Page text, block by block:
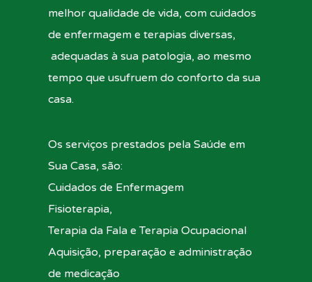
melhor qualidade de vida, com cuidados
de enfermagem e terapias diversas,
adequadas à sua patologia, ao mesmo
tempo que usufruem do conforto da sua
casa.
Os serviços prestados pela Saúde em
Sua Casa, são:
Cuidados de Enfermagem
Fisioterapia,
Terapia da Fala e Terapia Ocupacional
Aquisição, preparação e administração
de medicação